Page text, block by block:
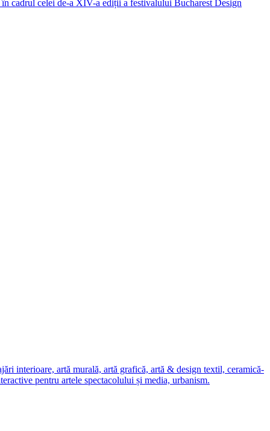
cadrul celei de-a XIV-a ediții a festivalului Bucharest Design
interioare, artă murală, artă grafică, artă & design textil, ceramică-
pentru artele spectacolului și media, urbanism.